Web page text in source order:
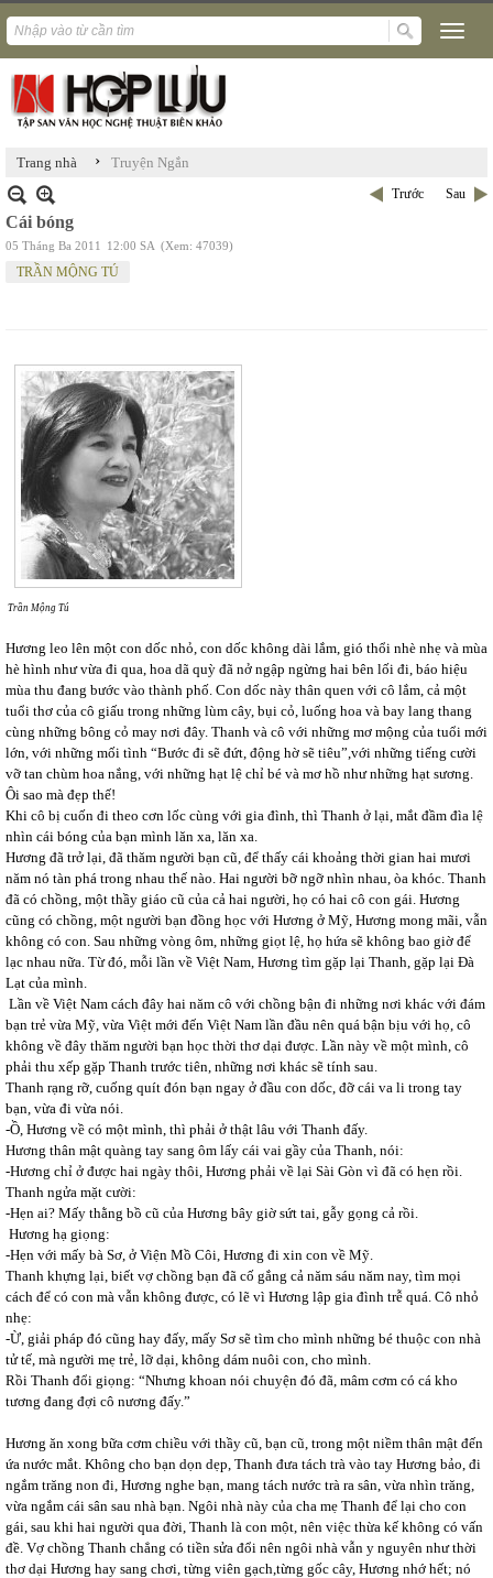
Trang nhà › Truyện Ngắn
Trước Sau
Cái bóng
05 Tháng Ba 2011 12:00 SA (Xem: 47039)
TRẦN MỘNG TÚ
Trần Mộng Tú
Hương leo lên một con dốc nhỏ, con dốc không dài lắm, gió thổi nhè nhẹ và mùa
hè hình như vừa đi qua, hoa dã quỳ đã nở ngập ngừng hai bên lối đi, báo hiệu
mùa thu đang bước vào thành phố. Con dốc này thân quen với cô lắm, cả một
tuổi thơ của cô giấu trong những lùm cây, bụi cỏ, luống hoa và bay lang thang
cùng những bông cỏ may nơi đây. Thanh và cô với những mơ mộng của tuổi mới
lớn, với những mối tình “Bước đi sẽ đứt, động hờ sẽ tiêu”,với những tiếng cười
vỡ tan chùm hoa nắng, với những hạt lệ chỉ bé và mơ hồ như những hạt sương.
Ôi sao mà đẹp thế!
Khi cô bị cuốn đi theo cơn lốc cùng với gia đình, thì Thanh ở lại, mắt đầm đìa lệ
nhìn cái bóng của bạn mình lăn xa, lăn xa.
Hương đã trở lại, đã thăm người bạn cũ, để thấy cái khoảng thời gian hai mươi
năm nó tàn phá trong nhau thế nào. Hai người bỡ ngỡ nhìn nhau, òa khóc. Thanh
đã có chồng, một thầy giáo cũ của cả hai người, họ có hai cô con gái. Hương
cũng có chồng, một người bạn đồng học với Hương ở Mỹ, Hương mong mãi, vẫn
không có con. Sau những vòng ôm, những giọt lệ, họ hứa sẽ không bao giờ để
lạc nhau nữa. Từ đó, mỗi lần về Việt Nam, Hương tìm gặp lại Thanh, gặp lại Đà
Lạt của mình.
Lần về Việt Nam cách đây hai năm cô với chồng bận đi những nơi khác với đám
bạn trẻ vừa Mỹ, vừa Việt mới đến Việt Nam lần đầu nên quá bận bịu với họ, cô
không về đây thăm người bạn học thời thơ dại được. Lần này về một mình, cô
phải thu xếp gặp Thanh trước tiên, những nơi khác sẽ tính sau.
Thanh rạng rỡ, cuống quít đón bạn ngay ở đầu con dốc, đỡ cái va li trong tay
bạn, vừa đi vừa nói.
-Ồ, Hương về có một mình, thì phải ở thật lâu với Thanh đấy.
Hương thân mật quàng tay sang ôm lấy cái vai gầy của Thanh, nói:
-Hương chỉ ở được hai ngày thôi, Hương phải về lại Sài Gòn vì đã có hẹn rồi.
Thanh ngửa mặt cười:
-Hẹn ai? Mấy thằng bồ cũ của Hương bây giờ sứt tai, gẫy gọng cả rồi.
Hương hạ giọng:
-Hẹn với mấy bà Sơ, ở Viện Mồ Côi, Hương đi xin con về Mỹ.
Thanh khựng lại, biết vợ chồng bạn đã cố gắng cả năm sáu năm nay, tìm mọi
cách để có con mà vẫn không được, có lẽ vì Hương lập gia đình trễ quá. Cô nhỏ
nhẹ:
-Ừ, giải pháp đó cũng hay đấy, mấy Sơ sẽ tìm cho mình những bé thuộc con nhà
tử tế, mà người mẹ trẻ, lỡ dại, không dám nuôi con, cho mình.
Rồi Thanh đổi giọng: “Nhưng khoan nói chuyện đó đã, mâm cơm có cá kho
tương đang đợi cô nương đấy.”
Hương ăn xong bữa cơm chiều với thầy cũ, bạn cũ, trong một niềm thân mật đến
ứa nước mắt. Không cho bạn dọn dẹp, Thanh đưa tách trà vào tay Hương bảo, đi
ngắm trăng non đi, Hương nghe bạn, mang tách nước trà ra sân, vừa nhìn trăng,
vừa ngắm cái sân sau nhà bạn. Ngôi nhà này của cha mẹ Thanh để lại cho con
gái, sau khi hai người qua đời, Thanh là con một, nên việc thừa kế không có vấn
đề. Vợ chồng Thanh chẳng có tiền sửa đổi nên ngôi nhà vẫn y nguyên như thời
thơ dại Hương hay sang chơi, từng viên gạch,từng gốc cây, Hương nhớ hết; nó